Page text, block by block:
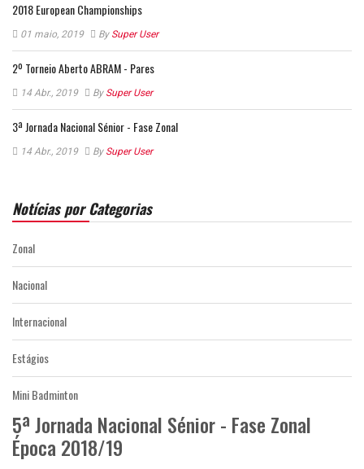
2018 European Championships
01 maio, 2019 By Super User
2º Torneio Aberto ABRAM - Pares
14 Abr., 2019 By Super User
3ª Jornada Nacional Sénior - Fase Zonal
14 Abr., 2019 By Super User
Notícias por Categorias
Zonal
Nacional
Internacional
Estágios
Mini Badminton
5ª Jornada Nacional Sénior - Fase Zonal
Época 2018/19